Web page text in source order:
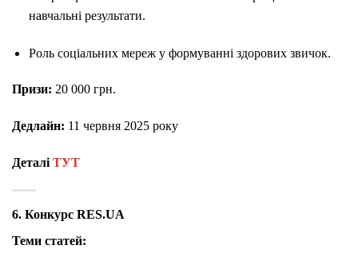
навчальні результати.
Роль соціальних мереж у формуванні здорових звичок.
Призи: 20 000 грн.
Дедлайн: 11 червня 2025 року
Деталі ТУТ
6. Конкурс RES.UA
Теми статей: